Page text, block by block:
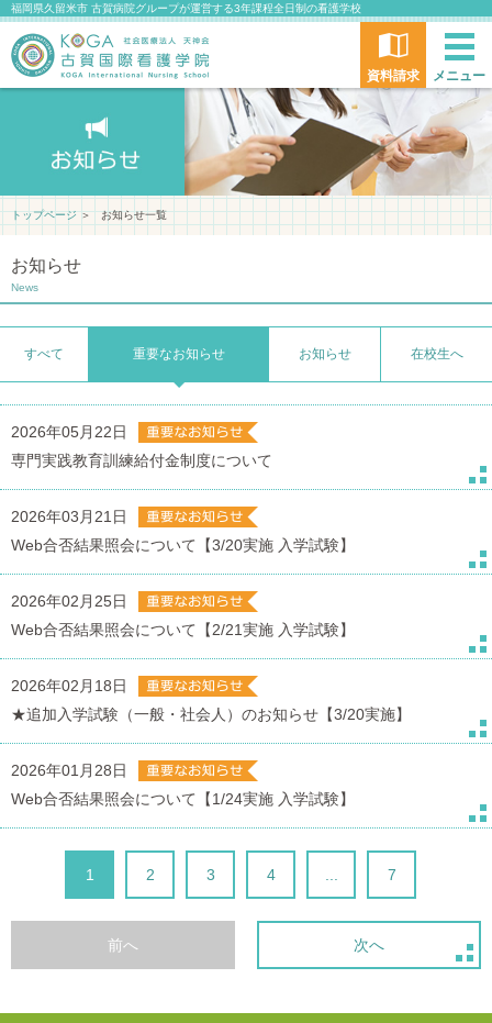
福岡県久留米市 古賀病院グループが運営する3年課程全日制の看護学校
資料請求 メニュー
トップページ＞ お知らせ一覧
お知らせ
News
すべて 重要なお知らせ お知らせ 在校生へ
2026年05月22日
専門実践教育訓練給付金制度について
2026年03月21日
Web合否結果照会について【3/20実施 入学試験】
2026年02月25日
Web合否結果照会について【2/21実施 入学試験】
2026年02月18日
★追加入学試験（一般・社会人）のお知らせ【3/20実施】
2026年01月28日
Web合否結果照会について【1/24実施 入学試験】
1 2 3 4 7
前へ 次へ